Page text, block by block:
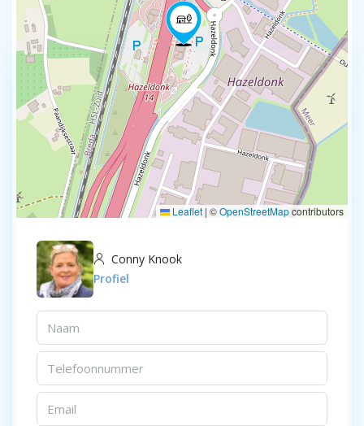
Leaflet | ©OpenStreetMapcontributors
Conny Knook
Profiel